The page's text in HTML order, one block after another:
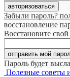
Забыли пароль?
восстановление
Восстановите
Пароль будет
Полезные советы